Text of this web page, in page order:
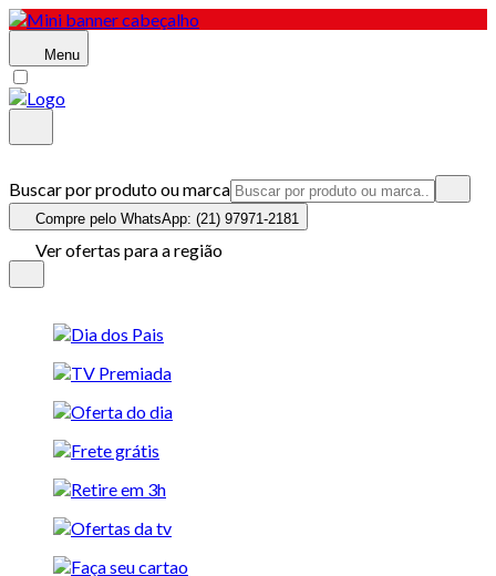
Menu
Buscar por produto ou marca
Compre pelo WhatsApp: (21) 97971-2181
Ver ofertas para a região